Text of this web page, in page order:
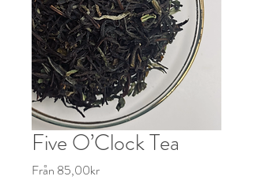
Five O’Clock Tea
Från 85,00krReapris